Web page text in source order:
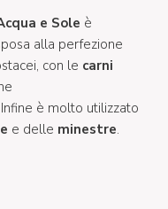
e Sole è
alla perfezione
con le carni
Infine è molto utilizzato
e delle minestre.